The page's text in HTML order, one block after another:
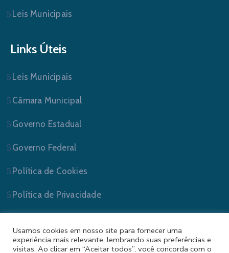
Leis Municipais
Links Úteis
Leis Municipais
Câmara Municipal
Governo Estadual
Governo Federal
Política de Cookies
Política de Privacidade
Usamos cookies em nosso site para fornecer uma
experiência mais relevante, lembrando suas preferências e
visitas. Ao clicar em “Aceitar todos”, você concorda com o